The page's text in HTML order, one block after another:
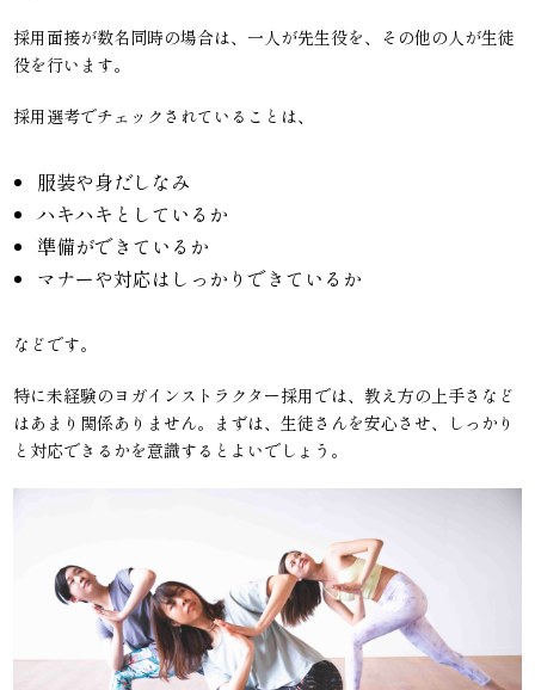
採用面接が数名同時の場合は、一人が先生役を、その他の人が生徒
役を行います。
採用選考でチェックされていることは、
服装や身だしなみ
ハキハキとしているか
準備ができているか
マナーや対応はしっかりできているか
などです。
特に未経験のヨガインストラクター採用では、教え方の上手さなど
はあまり関係ありません。まずは、生徒さんを安心させ、しっかり
と対応できるかを意識するとよいでしょう。